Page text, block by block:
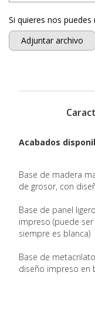
Si quieres nos
Adjuntar archivo
Acabados
Base de madera
de grosor, con
Base de panel
impreso (puede
siempre es blanca)
Base de
diseño impreso en